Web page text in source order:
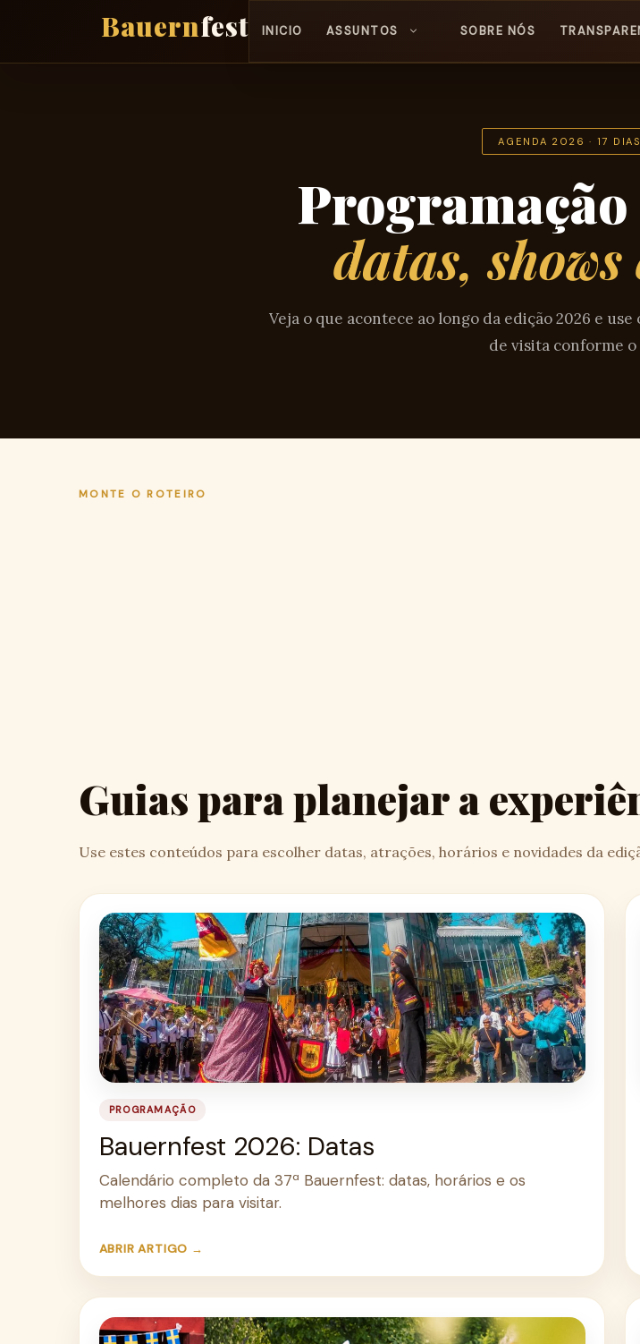
INICIO ASSUNTOS SOBRE NÓS
AGENDA 2026 · 17
datas,
Veja o que acontece ao longo da edição 2026 e
de visita conforme
MONTE O ROTEIRO
Guias para planejar a
Use estes conteúdos para escolher datas, atrações, horários e novidades da
PROGRAMAÇÃO
Bauernfest 2026: Datas
Calendário completo da 37ª Bauernfest: datas, horários e os
melhores dias para visitar.
ABRIR ARTIGO →